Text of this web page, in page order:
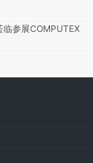
参展COMPUTEX